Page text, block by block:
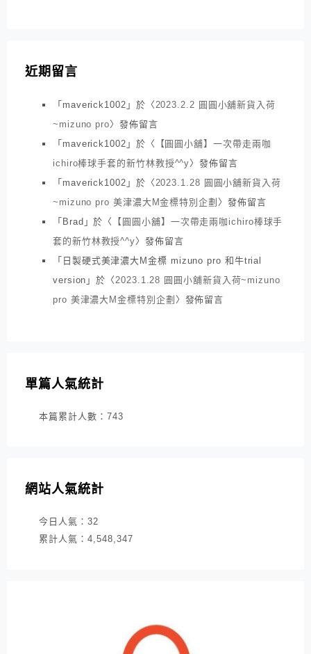
近期留言
「maverick1002 」於〈 2023.2.2 圓圓小舖新貨入荷
~mizuno pro〉發佈留言
「maverick1002 」於〈
【圓圓小舖】一次帶走兩咖
ichiro棒球手套的新竹林教授^^y〉發佈留言
「maverick1002 」於〈 2023.1.28 圓圓小舖新貨入荷
~mizuno pro 美津濃大M金標特別企劃 〉發佈留言
「Brad 」於〈
【圓圓小舖】一次帶走兩咖ichiro棒球手
套的新竹林教授^^y〉發佈留言
「 日製硬式美津濃大M金標 mizuno pro 和牛trial
version 」於〈 2023.1.28 圓圓小舖新貨入荷~mizuno
pro 美津濃大M金標特別企劃 〉發佈留言
單篇人氣統計
本篇累計人數： 743
網站人氣統計
今日人氣： 32
累計人氣： 4,548,347